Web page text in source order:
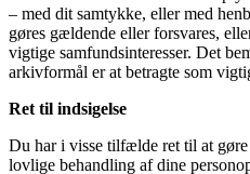
– med dit samtykke, eller med
gøres gældende eller forsvares,
vigtige samfundsinteresser. Det
arkivformål er at betragte som
Ret til indsigelse
Du har i visse tilfælde ret til at
lovlige behandling af dine